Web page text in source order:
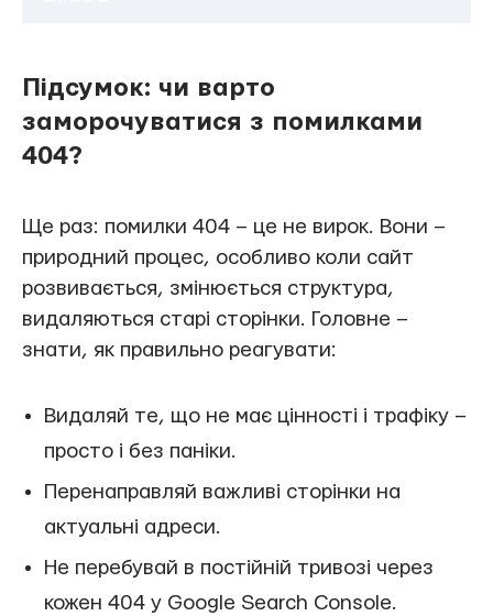
Підсумок: чи варто
заморочуватися з помилками
404?
Ще раз: помилки 404 – це не вирок. Вони –
природний процес, особливо коли сайт
розвивається, змінюється структура,
видаляються старі сторінки. Головне –
знати, як правильно реагувати:
Видаляй те, що не має цінності і трафіку –
просто і без паніки.
Перенаправляй важливі сторінки на
актуальні адреси.
Не перебувай в постійній тривозі через
кожен 404 у Google Search Console.